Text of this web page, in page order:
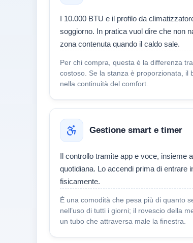
I 10.000 BTU e il profilo da
soggiorno. In pratica vuol dire che non
zona contenuta quando il caldo sale.
Per chi compra, questa è la differenza
costoso. Se la stanza è proporzionata, il
nella continuità del comfort.
Gestione smart e timer
Il controllo tramite app e voce,
quotidiana. Lo accendi prima di entrare
fisicamente.
È una comodità che pesa più di quanto
nell’uso di tutti i giorni; il rovescio della
un tubo che attraversa male la finestra.